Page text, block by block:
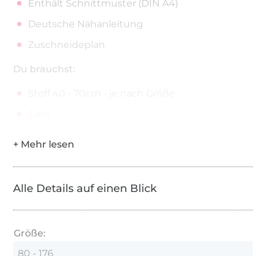
Enthält Schnittmuster (DIN A4)
Deutsche Nähanleitung
Zuschneideplan
Du brauchst:
Alle Details auf einen Blick
Größe:
80 - 176